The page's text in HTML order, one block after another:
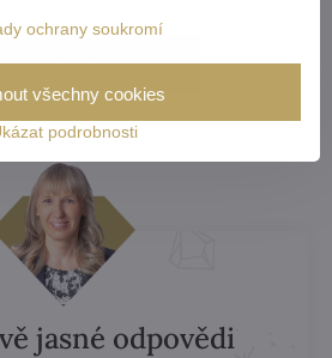
Více zde
jasné odpovědi
ochrany soukromí
podrobnosti
všechny cookies